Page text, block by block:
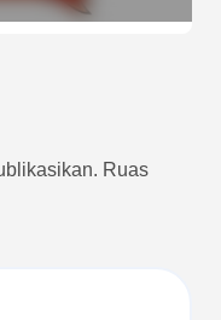
Ruas